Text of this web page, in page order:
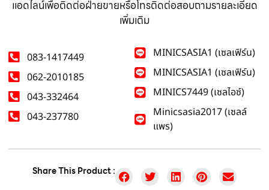
แอดไลน์เพื่อติดต่อฝ่ายขายหรือโทรติดต่อสอบถามรายละเอียด
เพิ่มเติม
083-1417449
062-2010185
043-332464
043-237780
MINICSASIA1 (เซลเฟิร์น)
MINICSASIA1 (เซลเฟิร์น)
MINICS7449 (เซลไอซ์)
Minicsasia2017 (เซลล์
แพร)
Share This Product :